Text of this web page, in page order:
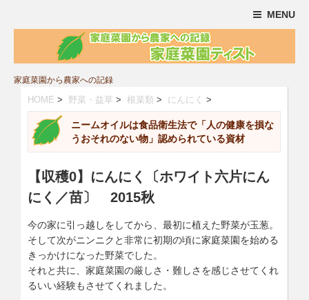
MENU
家庭菜園から農家への記録
HOME > 野菜・益草 > 根菜類 > にんにく >
ニームオイルは食品衛生法で「人の健康を損な
うおそれのない物」認められている資材
【収穫0】にんにく〔ホワイト六片にん
にく／苗〕 2015秋
今の家に引っ越しをしてから、最初に植えた野菜が玉葱。
そして次がニンニクと非常に初期の頃に家庭菜園を始める
きっかけになった野菜でした。
それと共に、家庭菜園の厳しさ・難しさを感じさせてくれ
るいい経験もさせてくれました。